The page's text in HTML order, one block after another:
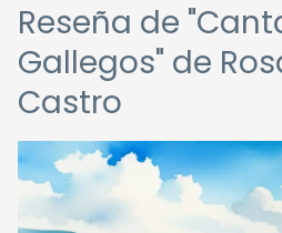
Reseña de
Gallegos" de
Castro